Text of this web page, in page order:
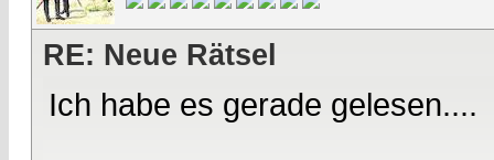
RE: Neue Rätsel
Ich habe es gerade gelesen....